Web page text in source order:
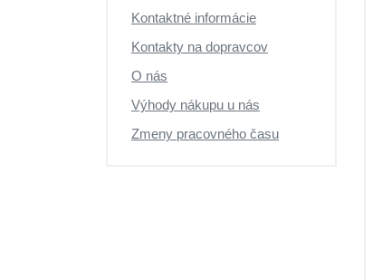
Kontaktné informácie
Kontakty na dopravcov
O nás
Výhody nákupu u nás
Zmeny pracovného času